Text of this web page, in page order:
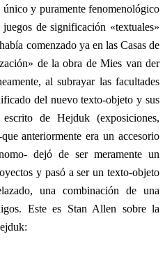
y puramente fenomenológico
de significación «textuales»
comenzado ya en las Casas de
de la obra de Mies van der
al subrayar las facultades
del nuevo texto-objeto y sus
de Hejduk (exposiciones,
anteriormente era un accesorio
dejó de ser meramente un
y pasó a ser un texto-objeto
una combinación de una
Este es Stan Allen sobre la